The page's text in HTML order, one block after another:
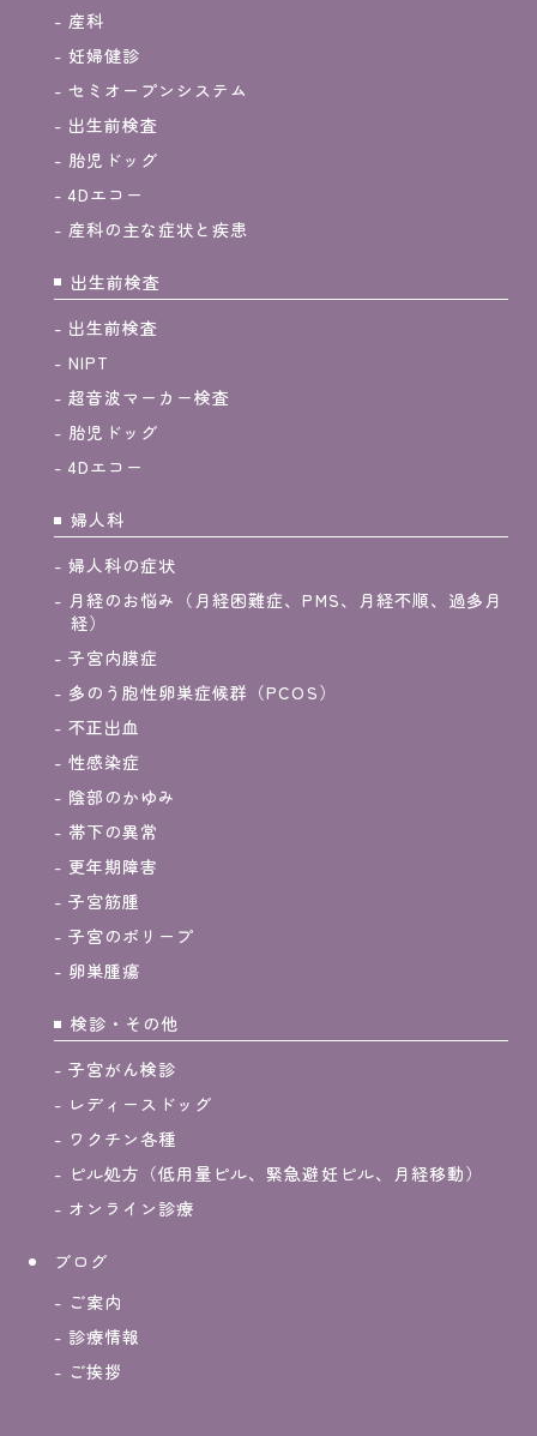
産科
妊婦健診
セミオープンシステム
出生前検査
胎児ドッグ
4Dエコー
産科の主な症状と疾患
出生前検査
出生前検査
NIPT
超音波マーカー検査
胎児ドッグ
4Dエコー
婦人科
婦人科の症状
月経のお悩み（月経困難症、PMS、月経不順、過多月
経）
子宮内膜症
多のう胞性卵巣症候群（PCOS）
不正出血
性感染症
陰部のかゆみ
帯下の異常
更年期障害
子宮筋腫
子宮のポリープ
卵巣腫瘍
検診・その他
子宮がん検診
レディースドッグ
ワクチン各種
ピル処方（低用量ピル、緊急避妊ピル、月経移動）
オンライン診療
ブログ
ご案内
診療情報
ご挨拶